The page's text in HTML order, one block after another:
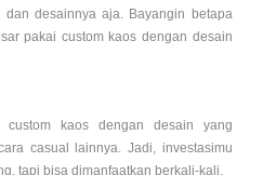
desainnya aja. Bayangin betapa
pakai custom kaos dengan desain
custom kaos dengan desain yang
casual lainnya. Jadi, investasimu
tapi bisa dimanfaatkan berkali-kali.